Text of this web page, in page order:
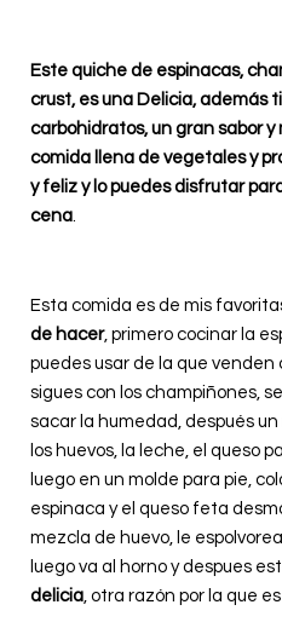
Este quiche de espinacas,
crust, es una Delicia, además
carbohidratos, un gran sabor y
comida llena de vegetales y
y feliz y lo puedes disfrutar
cena.
Esta comida es de mis
de hacer, primero cocinar la
puedes usar de la que venden
sigues con los champiñones,
sacar la humedad, después
los huevos, la leche, el queso
luego en un molde para pie,
espinaca y el queso feta
mezcla de huevo, le
luego va al horno y despues
delicia, otra razón por la que